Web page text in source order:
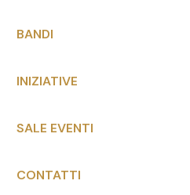
BANDI
INIZIATIVE
SALE EVENTI
CONTATTI